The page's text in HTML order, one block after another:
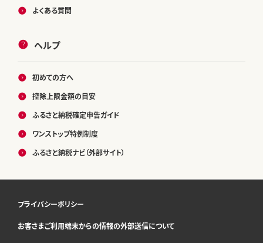
よくある質問
ヘルプ
初めての方へ
控除上限金額の目安
ふるさと納税確定申告ガイド
ワンストップ特例制度
ふるさと納税ナビ（外部サイト）
プライバシーポリシー
お客さまご利用端末からの情報の外部送信について